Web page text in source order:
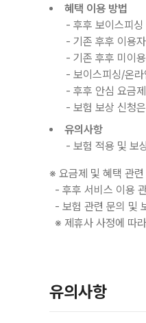
혜택 이용 방법
- 후후 보이스피싱
- 기존 후후 이용
- 기존 후후 미이
- 보이스피싱/온
- 후후 안심 요금
- 보험 보상 신청
유의사항
- 보험 적용 및 보
※ 요금제 및 혜택 관련
- 후후 서비스 이용
- 보험 관련 문의 및
※ 제휴사 사정에 따
유의사항